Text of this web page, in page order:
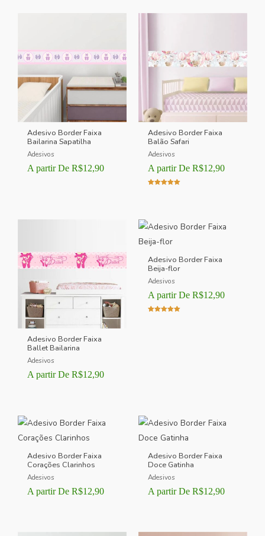
Adesivo Border Faixa
Bailarina Sapatilha
Adesivos
A partir De R$12,90
Adesivo Border Faixa
Balão Safari
Adesivos
A partir De R$12,90
Adesivo Border Faixa
Ballet Bailarina
Adesivos
A partir De R$12,90
Adesivo Border Faixa
Beija-flor
Adesivos
A partir De R$12,90
Adesivo Border Faixa
Corações Clarinhos
Adesivos
A partir De R$12,90
Adesivo Border Faixa
Doce Gatinha
Adesivos
A partir De R$12,90